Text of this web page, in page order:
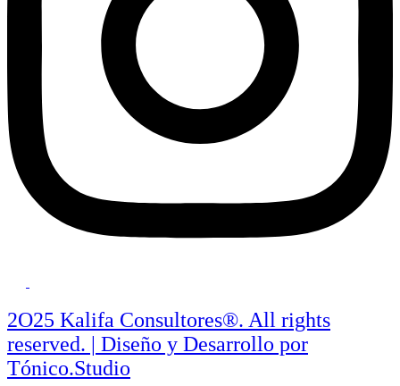
2O25 Kalifa Consultores®. All rights
reserved. | Diseño y Desarrollo por
Tónico.Studio